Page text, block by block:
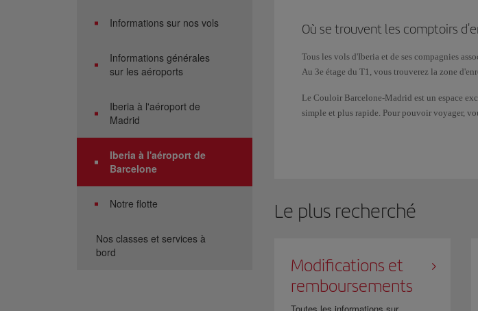
Où se trouvent les comptoirs
Tous les vols d'Iberia et de ses compagnies
Au 3e étage du T1, vous trouverez la zone
Le Couloir Barcelone-Madrid est un espace
simple et plus rapide. Pour pouvoir voyager,
Le plus recherché
Modifications et
remboursements
Informations sur nos vols
Informations générales
sur les aéroports
Iberia à l'aéroport de
Madrid
Iberia à l'aéroport de
Barcelone
Notre flotte
Nos classes et services à
bord